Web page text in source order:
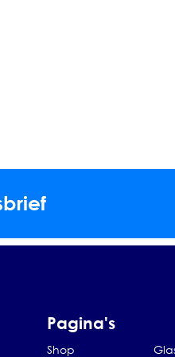
Pagina's
Shop